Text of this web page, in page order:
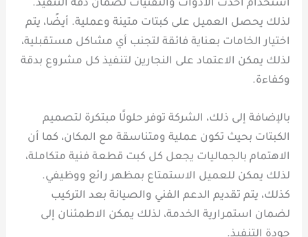
استخدام أحدث الأدوات والتقنيات لضمان دقة التنفيذ.
لذلك يحصل العميل على كبتات متينة وعملية. أيضًا، يتم
اختيار الخامات بعناية فائقة لتجنب أي مشاكل مستقبلية،
لذلك يمكن الاعتماد على النجارين لتنفيذ كل مشروع بدقة
وكفاءة.
بالإضافة إلى ذلك، الشركة توفر حلولًا مبتكرة لتصميم
الكبتات بحيث تكون عملية ومتناسقة مع المكان، كما أن
الاهتمام بالجماليات يجعل كل كبت قطعة فنية متكاملة،
لذلك يمكن للعميل الاستمتاع بمظهر رائع ووظيفي.
كذلك، يتم تقديم الدعم الفني والصيانة بعد التركيب
لضمان استمرارية الخدمة، لذلك يمكن الاطمئنان إلى